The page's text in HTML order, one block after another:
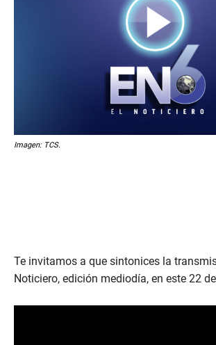
Imagen: TCS.
Te invitamos a que sintonices la
Noticiero, edición mediodía, en este 22